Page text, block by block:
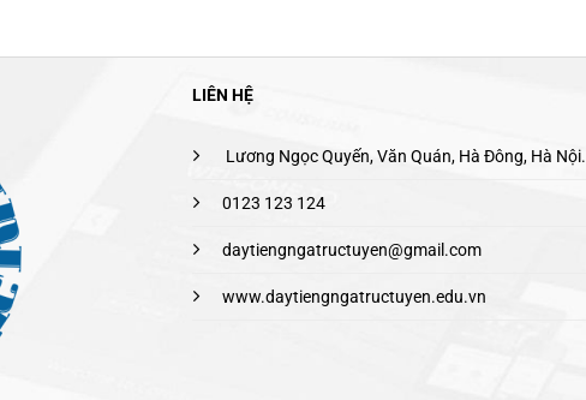
LIÊN HỆ
Lương Ngọc Quyến, Văn Quán, Hà Đông, Hà Nội.
0123 123 124
daytiengngatructuyen@gmail.com
www.daytiengngatructuyen.edu.vn